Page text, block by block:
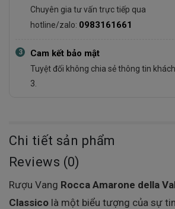
Chuyên gia tư vấn trực tiếp qua
hotline/zalo: 0983161661
3 Cam kết bảo mật
Tuyệt đối không chia sẻ thông tin
3.
Chi tiết sản phẩm
Reviews (0)
Rượu Vang Rocca Amarone della
Classico là một biểu tượng của sự